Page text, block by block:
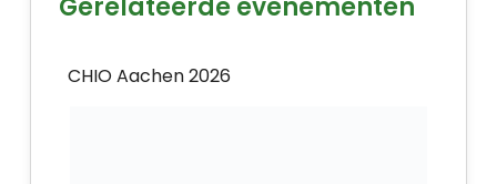
Gerelateerde evenementen
CHIO Aachen 2026